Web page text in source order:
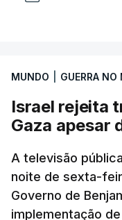
MUNDO GUERRA NO
Israel rejeita
Gaza apesar
A televisão
noite de sexta-
Governo de
implementação